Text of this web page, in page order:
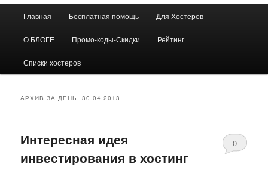
Главная Бесплатная помощь Для Хостеров
О БЛОГЕ Промо-коды-Скидки Рейтинг
Списки хостеров
АРХИВ ЗА ДЕНЬ:30.04.2013
Интересная идея
инвестирования в хостинг
0